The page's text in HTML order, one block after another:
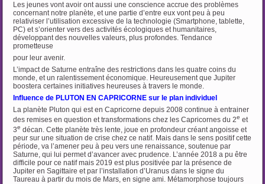
Les jeunes vont avoir ont aussi une conscience accrue des problèmes
concernant notre planète, et une partie d’entre eux vont peu à peu
relativiser l’utilisation excessive de la technologie (Smartphone, tablette,
PC) et s’orienter vers des activités écologiques et humanitaires,
développant des nouvelles valeurs, plus profondes. Tendance
prometteuse
pour leur avenir.
L’impact de Saturne entraîne des restrictions dans les quatre coins du
monde, et un ralentissement économique. Heureusement que Jupiter
boostera certaines initiatives heureuses à travers le monde.
Influence de PLUTON EN CAPRICORNE sur le plan individuel
La planète Pluton qui est en Capricorne depuis 2008 continue à entrainer
des remises en question et transformations chez les Capricornes du 2e et
3e décan. Cette planète très lente, joue en profondeur créant angoisse et
peur sur une situation de crise chez ce natif. Mais dans le sens positif cette
période, va l’amener peu à peu vers une renaissance, soutenue par
Saturne, qui lui permet d’avancer avec prudence. L’année 2018 a pu être
difficile pour ce natif mais 2019 est plus positivée par la présence de
Jupiter en Sagittaire et par l’installation d’Uranus dans le signe du
Taureau à partir du mois de Mars, en signe ami. Métamorphose toujours